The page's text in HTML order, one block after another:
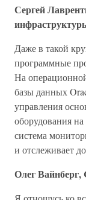
Сергей
Даже в такой
программные
На
базы данных
управления
оборудования
система
и отслеживает
Олег